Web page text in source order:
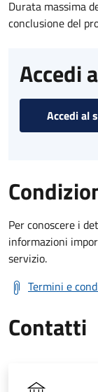
Durata massima
conclusione del
Accedi
Accedi al
Per conoscere i
informazioni
servizio.
Termini e
Contatti